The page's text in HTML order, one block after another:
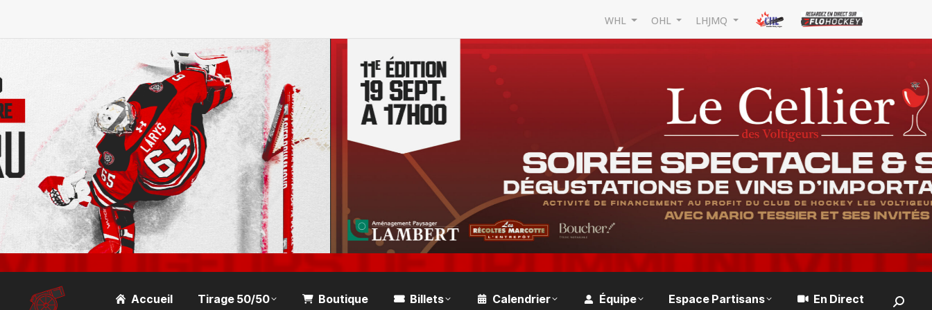
WHL OHL LHJMQ
Accueil Tirage 50/50 Boutique Billets Calendrier Équipe Espace Partisans En Direct Search: